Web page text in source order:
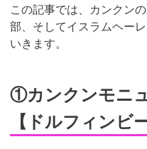
この記事では、カンクン
部、そしてイスラムヘー
いきます。
①カンクンモニ
【ドルフィンビ